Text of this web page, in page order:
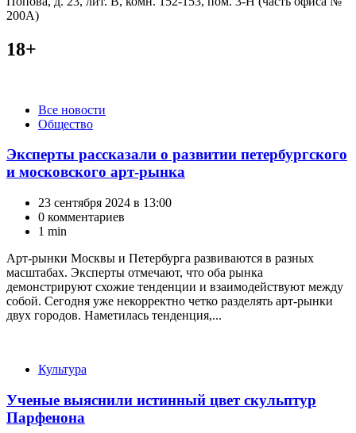
200А)
18+
КатегорииВсе новости
Общество
Эксперты рассказали о развитии петербургского
и московского арт-рынка
23 сентября 2024 в 13:00
0 комментариев
1 min
Арт-рынки Москвы и Петербурга развиваются в разных
масштабах. Эксперты отмечают, что оба рынка
демонстрируют схожие тенденции и взаимодействуют между
собой. Сегодня уже некорректно четко разделять арт-рынки
двух городов. Наметилась тенденция,...
КатегорииКультура
Ученые выяснили истинный цвет скульптур
Парфенона